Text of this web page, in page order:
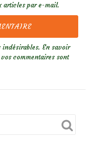
articles par e-mail.
En savoir
commentaires sont